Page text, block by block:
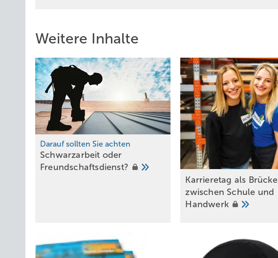
Weitere Inhalte
Darauf sollten Sie achten
Schwarzarbeit oder
Freundschaftsdienst?
Karrieretag als Brücke
zwischen Schule und
Handwerk